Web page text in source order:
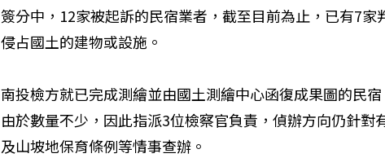
簽分中，12家被起訴的民宿業者，截至目前為止，已有7家
侵占國土的建物或設施。
南投檢方就已完成測繪並由國土測繪中心函復成果圖的民
由於數量不少，因此指派3位檢察官負責，偵辦方向仍針對
及山坡地保育條例等情事查辦。